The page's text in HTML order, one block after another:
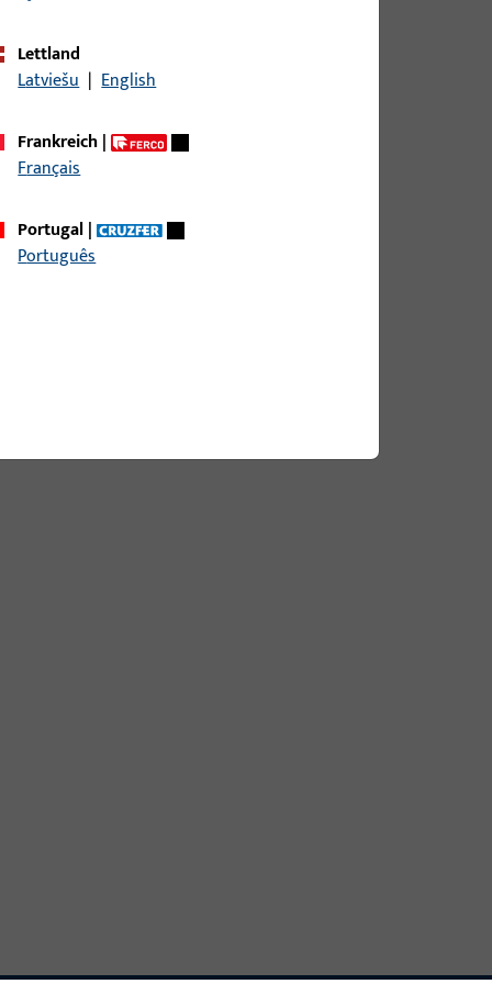
Lettland
Latviešu | English
Frankreich|
Français
Portugal|
Português